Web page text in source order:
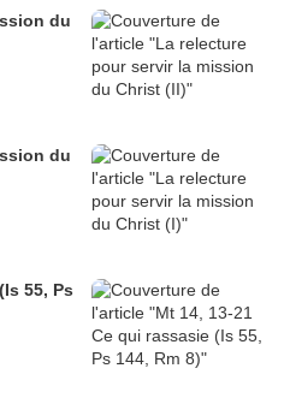
du
du
55, Ps